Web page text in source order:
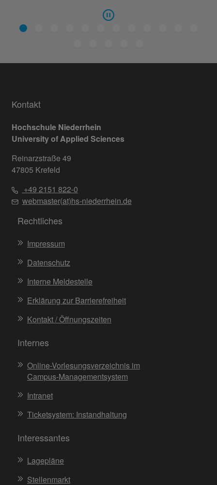
Kontakt
Hochschule Niederrhein
University of Applied Sciences
Reinarzstraße 49
47805 Krefeld
+49 2151 822-0
webmaster(at)hs-niederrhein.de
Rechtliches
Impressum
Datenschutz
Interne Meldestelle
Erklärung zur Barrierefreiheit
Kontakt / Öffnungszeiten
Internes
Online-Vorlesungsverzeichnis im
Campus-Managementsystem
Intranet
Ticketsystem: Instandhaltung
Interessantes
Lagepläne
Stellenmarkt